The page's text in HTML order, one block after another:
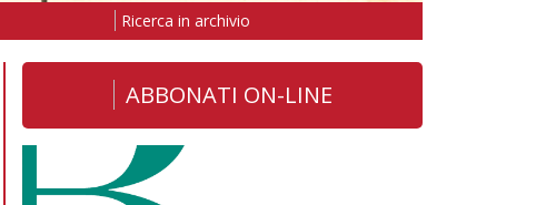
Ricerca in archivio
ABBONATI ON-LINE